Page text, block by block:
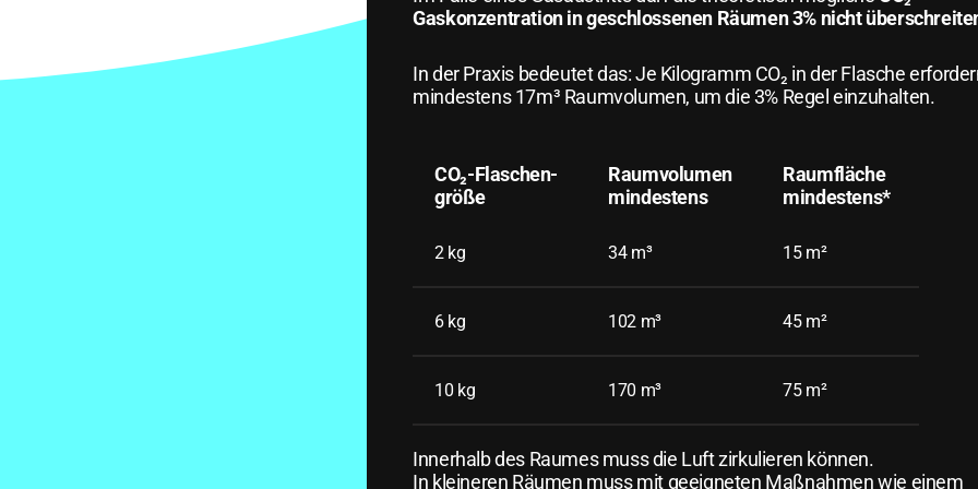
Gaskonzentration in geschlossenen Räumen 3% nicht
In der Praxis bedeutet das: Je Kilogramm CO₂ in der Flasche
mindestens 17m³ Raumvolumen, um die 3% Regel einzuhalten.
CO₂-Flaschen-
größe
Raumvolumen
mindestens
Raumfläche
mindestens*
2 kg 34 m³ 15 m²
6 kg 102 m³ 45 m²
10 kg 170 m³ 75 m²
Innerhalb des Raumes muss die Luft zirkulieren können.
In kleineren Räumen muss mit geeigneten Maßnahmen wie einem